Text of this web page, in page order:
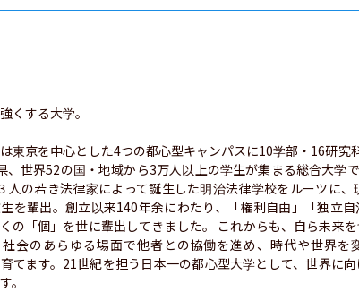
くする大学。
東京を中心とした4つの都心型キャンパスに10学部・16研究
、世界52の国・地域から3万人以上の学生が集まる総合大学
人の若き法律家によって誕生した明治法律学校をルーツに
を輩出。創立以来140年余にわたり、「権利自由」「独立
の「個」を世に輩出してきました。 これからも、自ら未来
社会のあらゆる場面で他者との協働を進め、時代や世界を
育てます。21世紀を担う日本一の都心型大学として、世界に
。